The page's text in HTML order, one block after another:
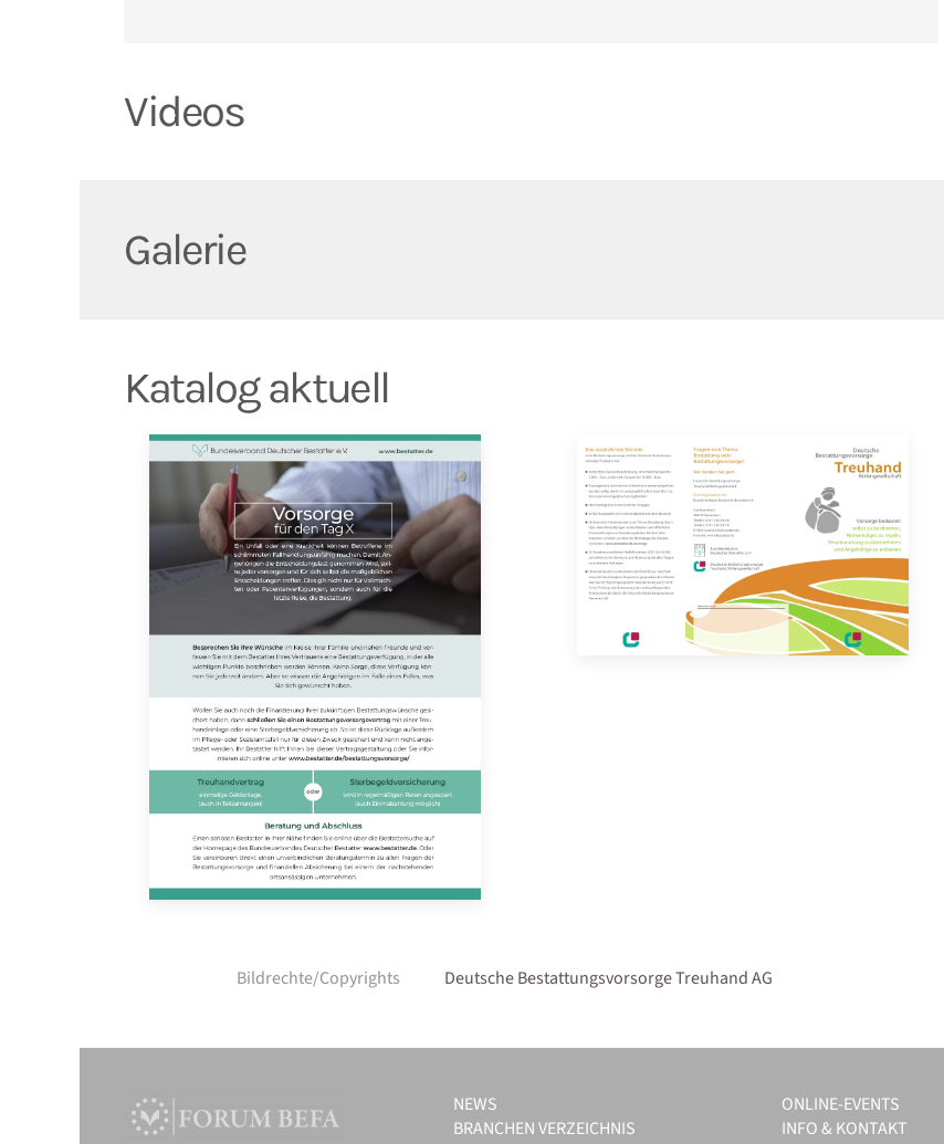
Videos
Galerie
Katalog aktuell
PDF herunterladen
PDF herunterladen
Bildrechte/Copyrights Deutsche Bestattungsvorsorge Treuhand AG
NEWS
BRANCHEN VERZEICHNIS
ONLINE-EVENTS
INFO & KONTAKT